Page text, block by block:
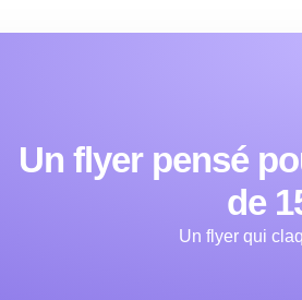
Un flyer pensé
de
Un flyer qui